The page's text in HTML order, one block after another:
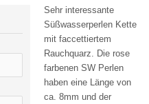
Sehr interessante
Süßwasserperlen Kette
mit faccettiertem
Rauchquarz. Die rose
farbenen SW Perlen
haben eine Länge von
ca. 8mm und der